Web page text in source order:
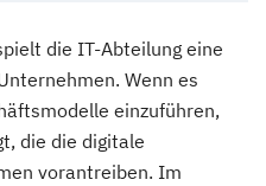
die IT-Abteilung eine
Wenn es
einzuführen,
die die digitale
vorantreiben. Im